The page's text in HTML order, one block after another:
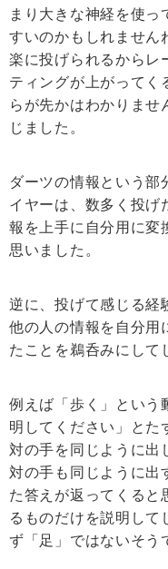
まり大きな神経を使
すいのかもしれません
楽に投げられるからレ
ティングが上がってく
らが先かはわかりませ
じました。
ダーツの情報という部
イヤーは、数多く投げ
報を上手に自分用に変
思いました。
逆に、投げて感じる経
他の人の情報を自分用
たことを鵜呑みにして
例えば「歩く」という
明してください」とた
対の手を同じように出
対の手も同じように出
た答えが返ってくると
るものだけを説明して
ず「足」ではないそう